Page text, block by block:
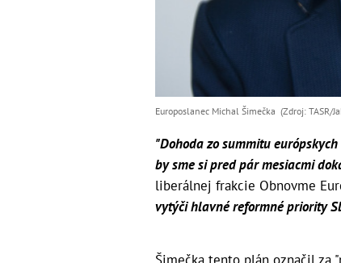
Europoslanec Michal Šimečka (Zdroj: TASR/
"Dohoda zo summitu
by sme si pred pár mesiacmi
liberálnej frakcie Obnovme
vytýči hlavné reformné priority